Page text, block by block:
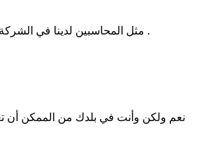
مثل المحاسبين لدينا في الشركة في السعودية يتق أقل شيء 3500 ريال + تأمين طبي +تذاكر طيران+ سكن , إذا كان العقد عائلي يشملهم المميزات السابقة . وقيس هالشيء على دول الخليج الأخر .
نعم ولكن وأنت في بلدك من الممكن أن